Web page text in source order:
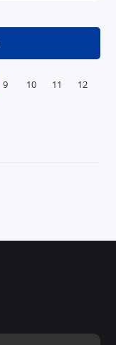
9 10 11 12